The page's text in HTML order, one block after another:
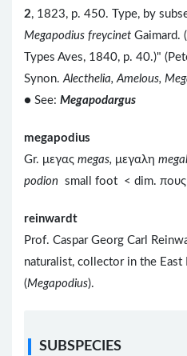
2, 1823, p. 450. Type, by
Megapodius freycinet Gaimard.
Types Aves, 1840, p. 40.)"
Synon.Alecthelia, Amelous,
● See: Megapodargus
megapodius
Gr. μεγας megas, μεγαλη megal
podion small foot < dim. πους
reinwardt
Prof. Caspar Georg Carl
naturalist, collector in the
(Megapodius).
SUBSPECIES